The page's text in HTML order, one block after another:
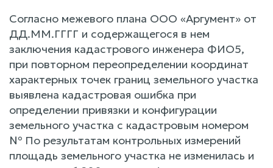
Согласно межевого плана ООО «Аргумент» от
ДД.ММ.ГГГГ и содержащегося в нем
заключения кадастрового инженера ФИО5,
при повторном переопределении координат
характерных точек границ земельного участка
выявлена кадастровая ошибка при
определении привязки и конфигурации
земельного участка с кадастровым номером
№ По результатам контрольных измерений
площадь земельного участка не изменилась и